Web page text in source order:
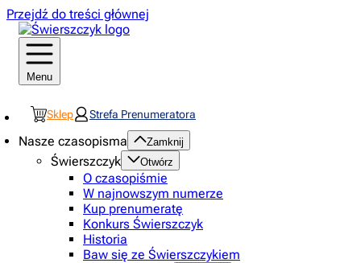
Przejdź do treści głównej
Menu
Sklep Strefa Prenumeratora
Nasze czasopisma Zamknij
Świerszczyk Otwórz
O czasopiśmie
W najnowszym numerze
Kup prenumeratę
Konkurs Świerszczyk
Historia
Baw się ze Świerszczykiem